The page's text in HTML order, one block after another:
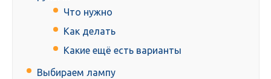
Что нужно
Как делать
Какие ещё есть варианты
Выбираем лампу